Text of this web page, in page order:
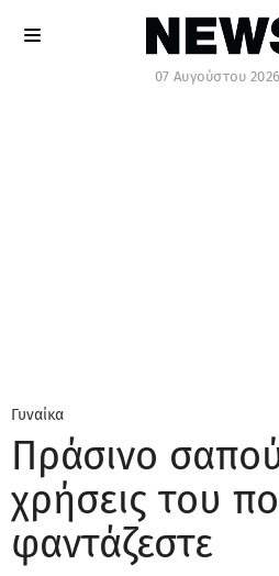
07 Αυγούστου
Γυναίκα
Πράσινο
χρήσεις του
φαντάζεστε